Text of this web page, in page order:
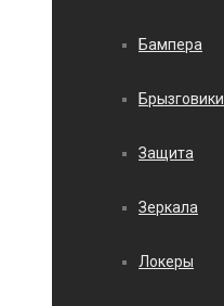
Бампера
Брызговики
Защита
Зеркала
Локеры